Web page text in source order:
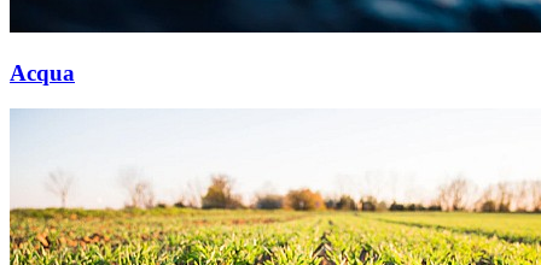
Acqua